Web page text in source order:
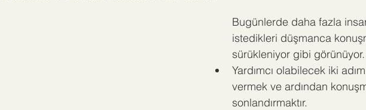
Bugünlerde daha fazla
istedikleri düşmanca
sürükleniyor gibi görünüyor.
Yardımcı olabilecek iki
vermek ve ardından
sonlandırmaktır.